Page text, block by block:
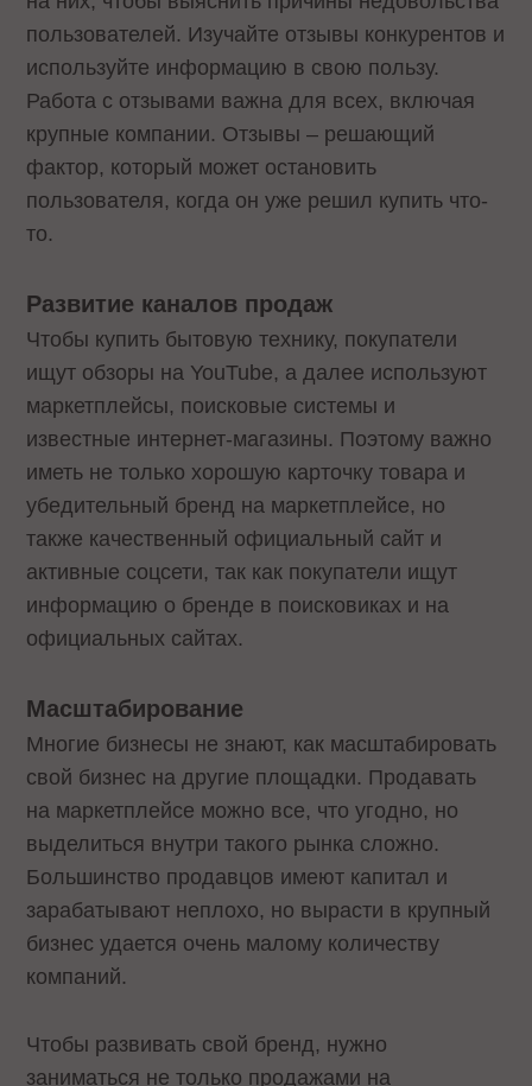
пользователей. Изучайте отзывы конкурентов и
используйте информацию в свою пользу.
Работа с отзывами важна для всех, включая
крупные компании. Отзывы – решающий
фактор, который может остановить
пользователя, когда он уже решил купить что-
то.
Развитие каналов продаж
Чтобы купить бытовую технику, покупатели
ищут обзоры на YouTube, а далее используют
маркетплейсы, поисковые системы и
известные интернет-магазины. Поэтому важно
иметь не только хорошую карточку товара и
убедительный бренд на маркетплейсе, но
также качественный официальный сайт и
активные соцсети, так как покупатели ищут
информацию о бренде в поисковиках и на
официальных сайтах.
Масштабирование
Многие бизнесы не знают, как масштабировать
свой бизнес на другие площадки. Продавать
на маркетплейсе можно все, что угодно, но
выделиться внутри такого рынка сложно.
Большинство продавцов имеют капитал и
зарабатывают неплохо, но вырасти в крупный
бизнес удается очень малому количеству
компаний.
Чтобы развивать свой бренд, нужно
заниматься не только продажами на